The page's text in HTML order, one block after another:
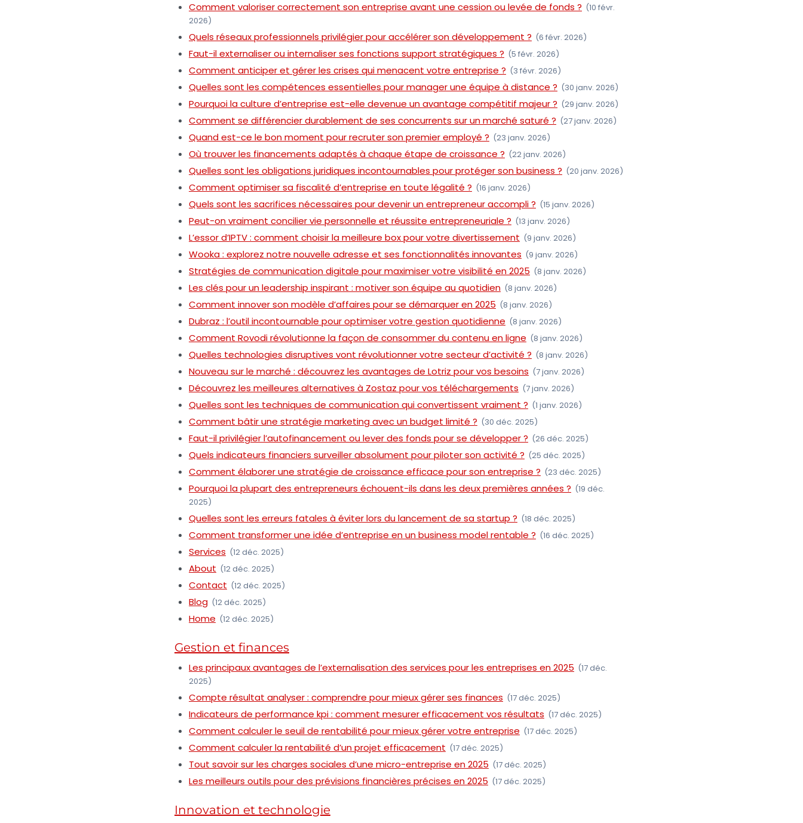
Comment valoriser correctement son entreprise avant une cession ou levée de fonds ? (10 févr.
2026)
Quels réseaux professionnels privilégier pour accélérer son développement ? (6 févr. 2026)
Faut-il externaliser ou internaliser ses fonctions support stratégiques ? (5 févr. 2026)
Comment anticiper et gérer les crises qui menacent votre entreprise ? (3 févr. 2026)
Quelles sont les compétences essentielles pour manager une équipe à distance ? (30 janv. 2026)
Pourquoi la culture d’entreprise est-elle devenue un avantage compétitif majeur ? (29 janv. 2026)
Comment se différencier durablement de ses concurrents sur un marché saturé ? (27 janv. 2026)
Quand est-ce le bon moment pour recruter son premier employé ? (23 janv. 2026)
Où trouver les financements adaptés à chaque étape de croissance ? (22 janv. 2026)
Quelles sont les obligations juridiques incontournables pour protéger son business ? (20 janv. 2026)
Comment optimiser sa fiscalité d’entreprise en toute légalité ? (16 janv. 2026)
Quels sont les sacrifices nécessaires pour devenir un entrepreneur accompli ? (15 janv. 2026)
Peut-on vraiment concilier vie personnelle et réussite entrepreneuriale ? (13 janv. 2026)
L’essor d’IPTV : comment choisir la meilleure box pour votre divertissement (9 janv. 2026)
Wooka : explorez notre nouvelle adresse et ses fonctionnalités innovantes (9 janv. 2026)
Stratégies de communication digitale pour maximiser votre visibilité en 2025 (8 janv. 2026)
Les clés pour un leadership inspirant : motiver son équipe au quotidien (8 janv. 2026)
Comment innover son modèle d’affaires pour se démarquer en 2025 (8 janv. 2026)
Dubraz : l’outil incontournable pour optimiser votre gestion quotidienne (8 janv. 2026)
Comment Rovodi révolutionne la façon de consommer du contenu en ligne (8 janv. 2026)
Quelles technologies disruptives vont révolutionner votre secteur d’activité ? (8 janv. 2026)
Nouveau sur le marché : découvrez les avantages de Lotriz pour vos besoins (7 janv. 2026)
Découvrez les meilleures alternatives à Zostaz pour vos téléchargements (7 janv. 2026)
Quelles sont les techniques de communication qui convertissent vraiment ? (1 janv. 2026)
Comment bâtir une stratégie marketing avec un budget limité ? (30 déc. 2025)
Faut-il privilégier l’autofinancement ou lever des fonds pour se développer ? (26 déc. 2025)
Quels indicateurs financiers surveiller absolument pour piloter son activité ? (25 déc. 2025)
Comment élaborer une stratégie de croissance efficace pour son entreprise ? (23 déc. 2025)
Pourquoi la plupart des entrepreneurs échouent-ils dans les deux premières années ? (19 déc.
2025)
Quelles sont les erreurs fatales à éviter lors du lancement de sa startup ? (18 déc. 2025)
Comment transformer une idée d’entreprise en un business model rentable ? (16 déc. 2025)
Services (12 déc. 2025)
About (12 déc. 2025)
Contact (12 déc. 2025)
Blog (12 déc. 2025)
Home (12 déc. 2025)
Gestion et finances
Les principaux avantages de l’externalisation des services pour les entreprises en 2025 (17 déc.
2025)
Compte résultat analyser : comprendre pour mieux gérer ses finances (17 déc. 2025)
Indicateurs de performance kpi : comment mesurer efficacement vos résultats (17 déc. 2025)
Comment calculer le seuil de rentabilité pour mieux gérer votre entreprise (17 déc. 2025)
Comment calculer la rentabilité d’un projet efficacement (17 déc. 2025)
Tout savoir sur les charges sociales d’une micro-entreprise en 2025 (17 déc. 2025)
Les meilleurs outils pour des prévisions financières précises en 2025 (17 déc. 2025)
Innovation et technologie